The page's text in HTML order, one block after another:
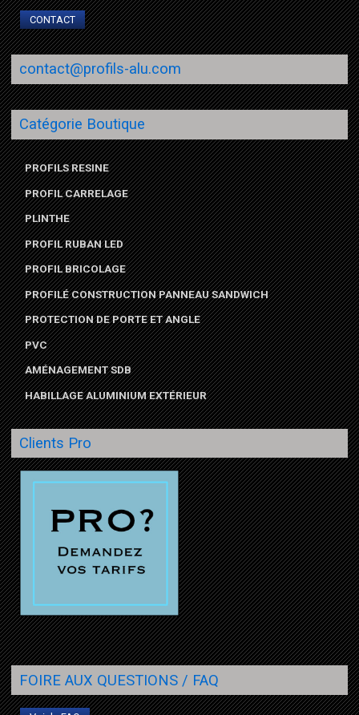
CONTACT
contact@profils-alu.com
Catégorie Boutique
PROFILS RESINE
PROFIL CARRELAGE
PLINTHE
PROFIL RUBAN LED
PROFIL BRICOLAGE
PROFILÉ CONSTRUCTION PANNEAU SANDWICH
PROTECTION DE PORTE ET ANGLE
PVC
AMÉNAGEMENT SDB
HABILLAGE ALUMINIUM EXTÉRIEUR
Clients Pro
FOIRE AUX QUESTIONS / FAQ